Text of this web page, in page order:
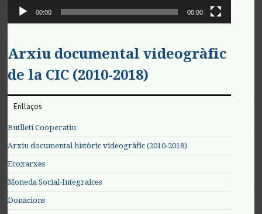
00:00 00:00
Arxiu documental videogràfic
de la CIC (2010-2018)
Enllaços
Butlletí Cooperatiu
Arxiu documental històric videogràfic (2010-2018)
Ecoxarxes
Moneda Social-Integralces
Donacions